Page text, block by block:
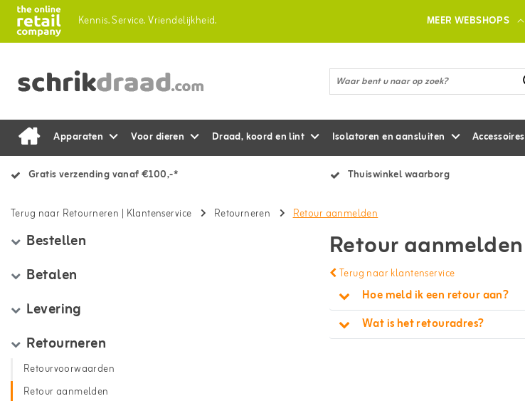
Kennis.Service.Vriendelijkheid. MEER WEBSHOPS
Apparaten Voor dieren Draad, koord en lint Isolatoren en aansluiten Accessoires
Gratis verzending vanaf €100,-* Thuiswinkel waarborg
Terug naar Retourneren | Klantenservice Retourneren Retour aanmelden
Bestellen
Betalen
Levering
Retourneren
Retourvoorwaarden
Retour aanmelden
Retour aanmelden
Terug naar klantenservice
Hoe meld ik een retour aan?
Wat is het retouradres?